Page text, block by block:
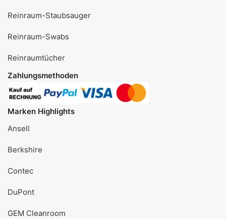
Reinraum-Staubsauger
Reinraum-Swabs
Reinraumtücher
Zahlungsmethoden
Marken Highlights
Ansell
Berkshire
Contec
DuPont
GEM Cleanroom